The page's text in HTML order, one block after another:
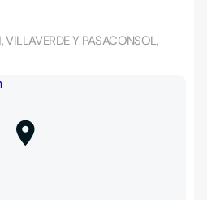
VILLAVERDE Y PASACONSOL,